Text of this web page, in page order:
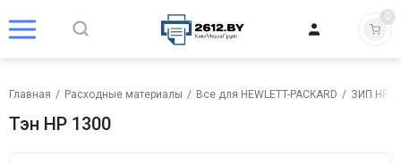
0
Главная / Расходные материалы / Все для HEWLETT-PACKARD / ЗИП HP
Тэн HP 1300